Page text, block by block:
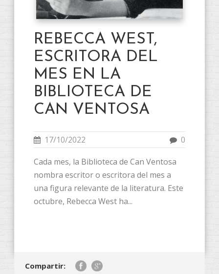
REBECCA WEST,
ESCRITORA DEL
MES EN LA
BIBLIOTECA DE
CAN VENTOSA
17/10/2022 0
Cada mes, la Biblioteca de Can Ventosa
nombra escritor o escritora del mes a
una figura relevante de la literatura. Este
octubre, Rebecca West ha...
Compartir: